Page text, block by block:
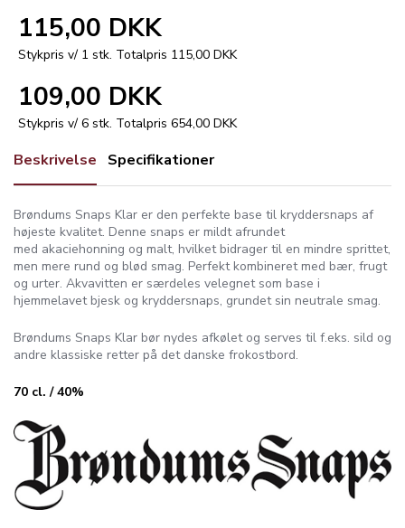
115,00 DKK
Stykpris v/ 1 stk. Totalpris 115,00 DKK
109,00 DKK
Stykpris v/ 6 stk. Totalpris 654,00 DKK
Beskrivelse Specifikationer
Brøndums Snaps Klar er den perfekte base til kryddersnaps af
højeste kvalitet. Denne snaps er mildt afrundet
med akaciehonning og malt, hvilket bidrager til en mindre sprittet,
men mere rund og blød smag. Perfekt kombineret med bær, frugt
og urter. Akvavitten er særdeles velegnet som base i
hjemmelavet bjesk og kryddersnaps, grundet sin neutrale smag.
Brøndums Snaps Klar bør nydes afkølet og serves til f.eks. sild og
andre klassiske retter på det danske frokostbord.
70 cl. / 40%